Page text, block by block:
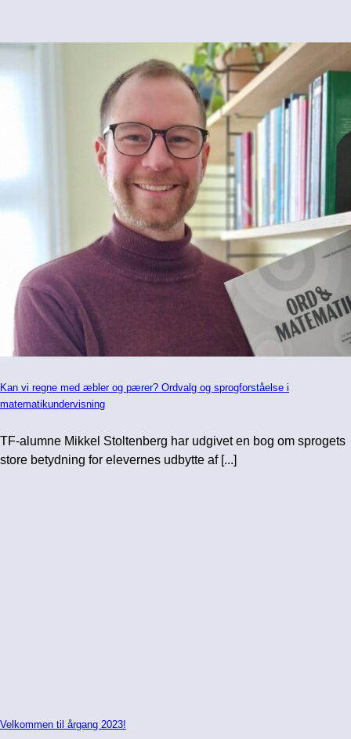
Kan vi regne med æbler og pærer? Ordvalg og sprogforståelse i
matematikundervisning
TF-alumne Mikkel Stoltenberg har udgivet en bog om sprogets
store betydning for elevernes udbytte af [...]
Velkommen til årgang 2023!